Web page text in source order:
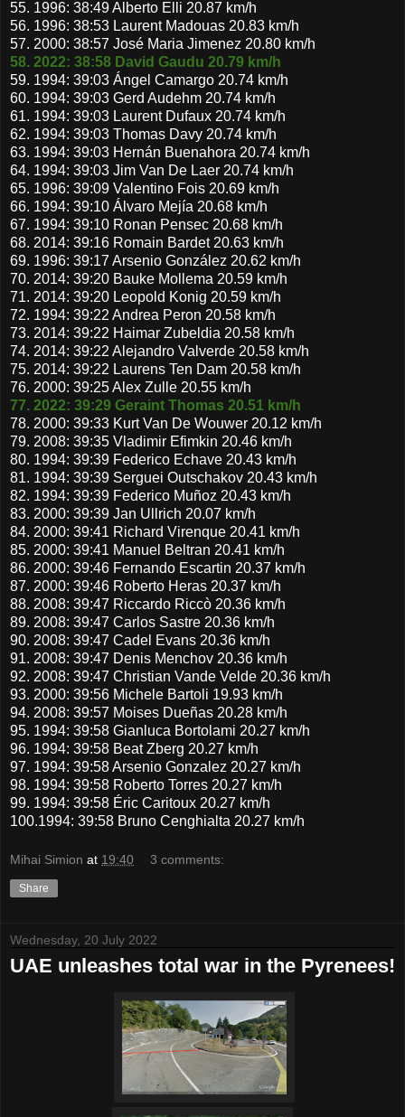
55. 1996: 38:49 Alberto Elli 20.87 km/h
56. 1996: 38:53 Laurent Madouas 20.83 km/h
57. 2000: 38:57 José Maria Jimenez 20.80 km/h
58. 2022: 38:58 David Gaudu 20.79 km/h
59. 1994: 39:03 Ángel Camargo 20.74 km/h
60. 1994: 39:03 Gerd Audehm 20.74 km/h
61. 1994: 39:03 Laurent Dufaux 20.74 km/h
62. 1994: 39:03 Thomas Davy 20.74 km/h
63. 1994: 39:03 Hernán Buenahora 20.74 km/h
64. 1994: 39:03 Jim Van De Laer 20.74 km/h
65. 1996: 39:09 Valentino Fois 20.69 km/h
66. 1994: 39:10 Álvaro Mejía 20.68 km/h
67. 1994: 39:10 Ronan Pensec 20.68 km/h
68. 2014: 39:16 Romain Bardet 20.63 km/h
69. 1996: 39:17 Arsenio González 20.62 km/h
70. 2014: 39:20 Bauke Mollema 20.59 km/h
71. 2014: 39:20 Leopold Konig 20.59 km/h
72. 1994: 39:22 Andrea Peron 20.58 km/h
73. 2014: 39:22 Haimar Zubeldia 20.58 km/h
74. 2014: 39:22 Alejandro Valverde 20.58 km/h
75. 2014: 39:22 Laurens Ten Dam 20.58 km/h
76. 2000: 39:25 Alex Zulle 20.55 km/h
77. 2022: 39:29 Geraint Thomas 20.51 km/h
78. 2000: 39:33 Kurt Van De Wouwer 20.12 km/h
79. 2008: 39:35 Vladimir Efimkin 20.46 km/h
80. 1994: 39:39 Federico Echave 20.43 km/h
81. 1994: 39:39 Serguei Outschakov 20.43 km/h
82. 1994: 39:39 Federico Muñoz 20.43 km/h
83. 2000: 39:39 Jan Ullrich 20.07 km/h
84. 2000: 39:41 Richard Virenque 20.41 km/h
85. 2000: 39:41 Manuel Beltran 20.41 km/h
86. 2000: 39:46 Fernando Escartin 20.37 km/h
87. 2000: 39:46 Roberto Heras 20.37 km/h
88. 2008: 39:47 Riccardo Riccò 20.36 km/h
89. 2008: 39:47 Carlos Sastre 20.36 km/h
90. 2008: 39:47 Cadel Evans 20.36 km/h
91. 2008: 39:47 Denis Menchov 20.36 km/h
92. 2008: 39:47 Christian Vande Velde 20.36 km/h
93. 2000: 39:56 Michele Bartoli 19.93 km/h
94. 2008: 39:57 Moises Dueñas 20.28 km/h
95. 1994: 39:58 Gianluca Bortolami 20.27 km/h
96. 1994: 39:58 Beat Zberg 20.27 km/h
97. 1994: 39:58 Arsenio Gonzalez 20.27 km/h
98. 1994: 39:58 Roberto Torres 20.27 km/h
99. 1994: 39:58 Éric Caritoux 20.27 km/h
100.1994: 39:58 Bruno Cenghialta 20.27 km/h
Mihai Simion at 19:40 3 comments:
Share
Wednesday, 20 July 2022
UAE unleashes total war in the Pyrenees!